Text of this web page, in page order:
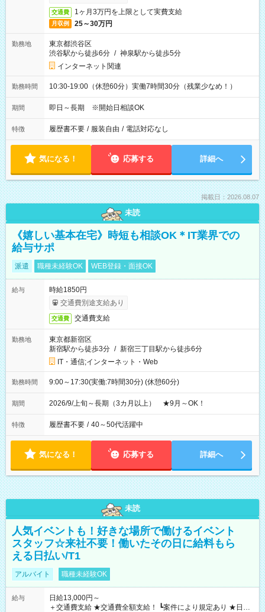
交通費 1ヶ月3万円を上限として実費支給
月収例 25～30万円
勤務地
東京都渋谷区
渋谷駅から徒歩6分 / 神泉駅から徒歩5分
インターネット関連
勤務時間 10:30-19:00（休憩60分）実働7時間30分（残業少なめ！）
期間 即日～長期 ※開始日相談OK
特徴 履歴書不要 / 服装自由 / 電話対応なし
気になる！ 応募する 詳細へ
掲載日：2026.08.07
未読
《嬉しい基本在宅》時短も相談OK＊IT業界での
給与サポ
派遣 職種未経験OK WEB登録・面接OK
給与
時給1850円
交通費別途支給あり
交通費 交通費支給
勤務地
東京都新宿区
新宿駅から徒歩3分 / 新宿三丁目駅から徒歩6分
IT・通信;インターネット・Web
勤務時間 9:00～17:30(実働:7時間30分) (休憩60分)
期間 2026/9/上旬～長期（3カ月以上） ★9月～OK！
特徴 履歴書不要 / 40～50代活躍中
気になる！ 応募する 詳細へ
未読
人気イベントも！好きな場所で働けるイベント
スタッフ☆来社不要！働いたその日に給料もら
える日払い/T1
アルバイト 職種未経験OK
給与
日給13,000円～
＋交通費支給 ★交通費全額支給！ ┗案件により規定あり ★日払